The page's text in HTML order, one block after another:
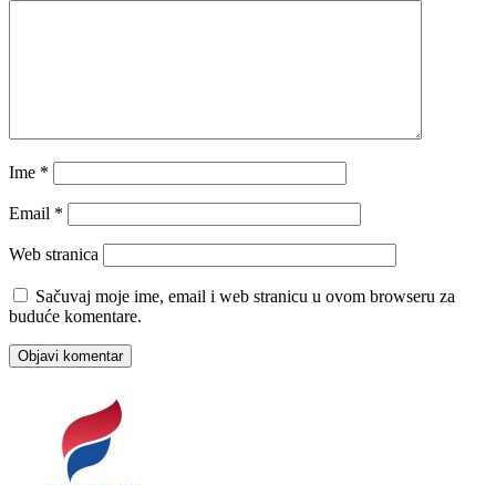
Ime *
Email *
Web stranica
Sačuvaj moje ime, email i web stranicu u ovom browseru za
buduće komentare.